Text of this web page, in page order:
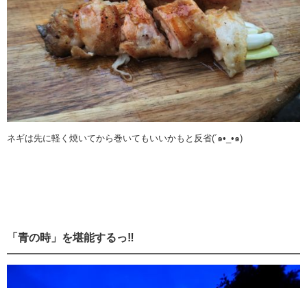
ネギは先に軽く焼いてから巻いてもいいかもと反省(´๑•_•๑)
「青の時」を堪能するっ‼️